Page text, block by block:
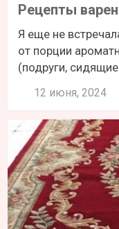
Рецепты
Я еще не
от порции
(подруги, сидящие
12 июня, 2024